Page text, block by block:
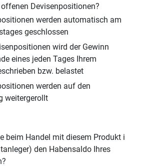
Devisenpositionen?
werden automatisch am
geschlossen
wird der Gewinn
eines jeden Tages Ihrem
bzw. belastet
werden auf den
weitergerollt
beim Handel mit diesem Produkt i
den Habensaldo Ihres